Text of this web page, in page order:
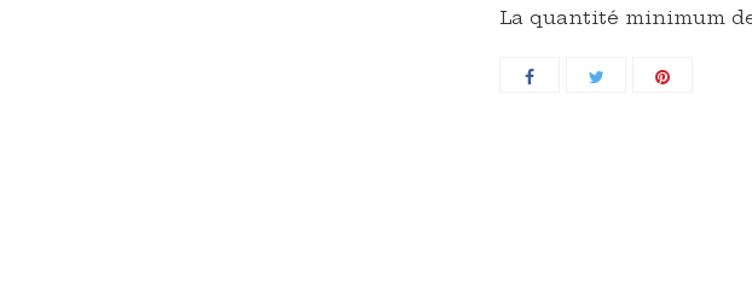
La quantité minimum